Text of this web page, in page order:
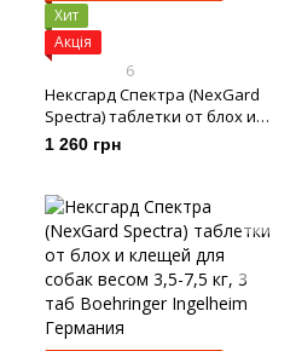
Хит
Акція
6
Нексгард Спектра (NexGard
Spectra) таблетки от блох и
клещей для собак весом 15-30
кг, 3 таб
1 260 грн